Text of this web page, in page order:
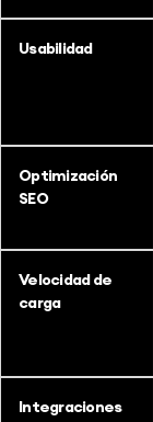
Usabilidad
Optimización
SEO
Velocidad de
carga
Integraciones